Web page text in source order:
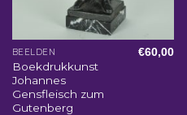
BEELDEN
Boekdrukkunst
Johannes
Gensfleisch zum
Gutenberg
€60,00